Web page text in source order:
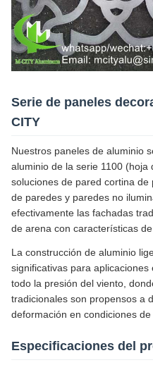
Serie de paneles
CITY
Nuestros paneles de aluminio
aluminio de la serie 1100 (hoja
soluciones de pared cortina
de paredes y paredes no
efectivamente las fachadas
de arena con características
La construcción de aluminio
significativas para
todo la presión del viento,
tradicionales son propensos a
deformación en condiciones de
Especificaciones del